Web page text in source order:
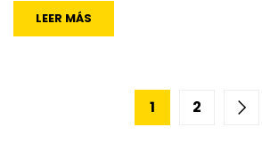
LEER MÁS
1 2